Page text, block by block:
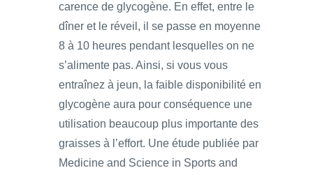
carence de glycogène. En effet, entre le
dîner et le réveil, il se passe en moyenne
8 à 10 heures pendant lesquelles on ne
s’alimente pas. Ainsi, si vous vous
entraînez à jeun, la faible disponibilité en
glycogène aura pour conséquence une
utilisation beaucoup plus importante des
graisses à l’effort. Une étude publiée par
Medicine and Science in Sports and